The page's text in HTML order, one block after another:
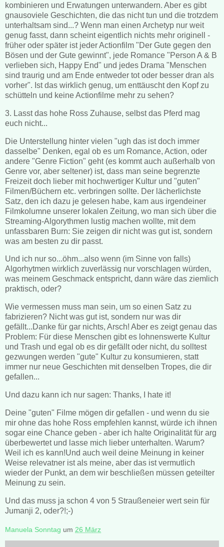
kombinieren und Erwatungen unterwandern. Aber es gibt
gnausoviele Geschichten, die das nicht tun und die trotzdem
unterhaltsam sind...? Wenn man einen Archetyp nur weit
genug fasst, dann scheint eigentlich nichts mehr originell -
früher oder später ist jeder Actionfilm "Der Gute gegen den
Bösen und der Gute gewinnt", jede Romance "Person A & B
verlieben sich, Happy End" und jedes Drama "Menschen
sind traurig und am Ende entweder tot oder besser dran als
vorher". Ist das wirklich genug, um enttäuscht den Kopf zu
schütteln und keine Actionfilme mehr zu sehen?
3. Lasst das hohe Ross Zuhause, selbst das Pferd mag
euch nicht...
Die Unterstellung hinter vielen "ugh das ist doch immer
dasselbe" Denken, egal ob es um Romance, Action, oder
andere "Genre Fiction" geht (es kommt auch außerhalb von
Genre vor, aber seltener) ist, dass man seine begrenzte
Freizeit doch lieber mit hochwertiger Kultur und "guten"
Filmen/Büchern etc. verbringen sollte. Der lächerlichste
Satz, den ich dazu je gelesen habe, kam aus irgendeiner
Filmkolumne unserer lokalen Zeitung, wo man sich über die
Streaming-Algorythmen lustig machen wollte, mit dem
unfassbaren Burn: Sie zeigen dir nicht was gut ist, sondern
was am besten zu dir passt.
Und ich nur so...öhm...also wenn (im Sinne von falls)
Algorhytmen wirklich zuverlässig nur vorschlagen würden,
was meinem Geschmack entspricht, dann wäre das ziemlich
praktisch, oder?
Wie vermessen muss man sein, um so einen Satz zu
fabrizieren? Nicht was gut ist, sondern nur was dir
gefällt...Danke für gar nichts, Arsch! Aber es zeigt genau das
Problem: Für diese Menschen gibt es lohnenswerte Kultur
und Trash und egal ob es dir gefällt oder nicht, du solltest
gezwungen werden "gute" Kultur zu konsumieren, statt
immer nur neue Geschichten mit denselben Tropes, die dir
gefallen...
Und dazu kann ich nur sagen: Thanks, I hate it!
Deine "guten" Filme mögen dir gefallen - und wenn du sie
mir ohne das hohe Ross empfehlen kannst, würde ich ihnen
sogar eine Chance geben - aber ich halte Originalität für arg
überbewertet und lasse mich lieber unterhalten. Warum?
Weil ich es kann!Und auch weil deine Meinung in keiner
Weise relevatner ist als meine, aber das ist vermutlich
wieder der Punkt, an dem wir beschließen müssen geteilter
Meinung zu sein.
Und das muss ja schon 4 von 5 Straußeneier wert sein für
Jumanji 2, oder?!;-)
Manuela Sonntag um 26 März